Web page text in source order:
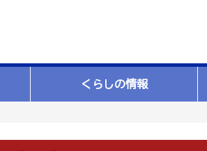
くらしの情報